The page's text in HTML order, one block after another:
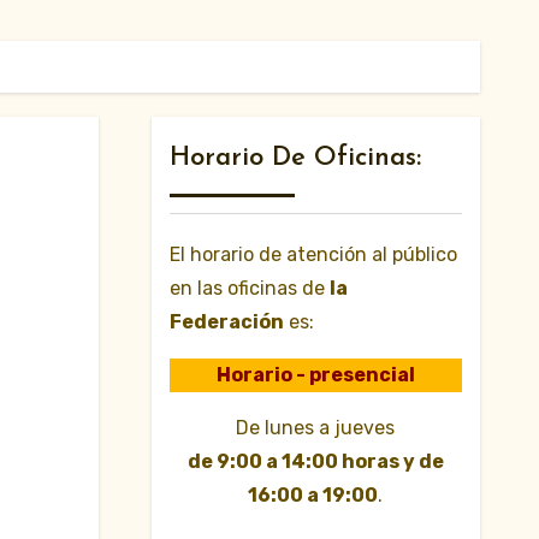
Horario De Oficinas:
El horario de atención al público
en las oficinas de la
Federación es:
Horario - presencial
De lunes a jueves
de 9:00 a 14:00 horas y de
16:00 a 19:00.